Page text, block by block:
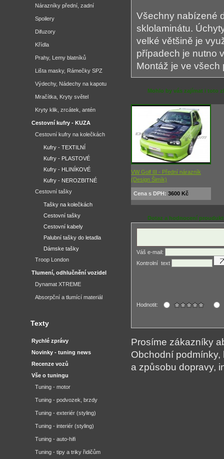
Všechny nabízené
sklolaminátu.
velké většině je
případech je nutno
Montáž je ve
Mohlo by vás zajímat i toto
VW Golf III - Přední nárazník
(Design Šimík)
Cena s DPH: 3600 Kč
Dotaz a hodnocení
Váš e-mail:
Kontrolní ­ text
Hodnotit:
Prosíme zákazníky
Obchodní
a způsobu dopravy,
Nárazníky přední, zadní
Spoilery
Difuzory
Křídla
Prahy, Lemy blatníků
Lišta masky, Rámečky SPZ
Výdechy, Nádechy na kapotu
Mračítka, Kryty světel
Kryty klik, zrcátek, antén
Cestovní kufry - KUZA
Cestovní kufry na kolečkách
Kufry - TEXTILNÍ
Kufry - PLASTOVÉ
Kufry - HLINÍKOVÉ
Kufry - NEROZBITNÉ
Cestovní tašky
Tašky na kolečkách
Cestovní tašky
Cestovní kabely
Palubní tašky do letadla
Dámske tašky
Troop London
Tlumení, odhlučnění vozidel
Dynamat XTREME
Absorpční a tlumící materiál
Texty
Rychlé zprávy
Novinky - tuning news
Recenze vozů
Vše o tuningu
Tuning - motor
Tuning - podvozek, brzdy
Tuning - exteriér (styling)
Tuning - interiér (styling)
Tuning - auto-hifi
Tuning - tipy a triky řidičům